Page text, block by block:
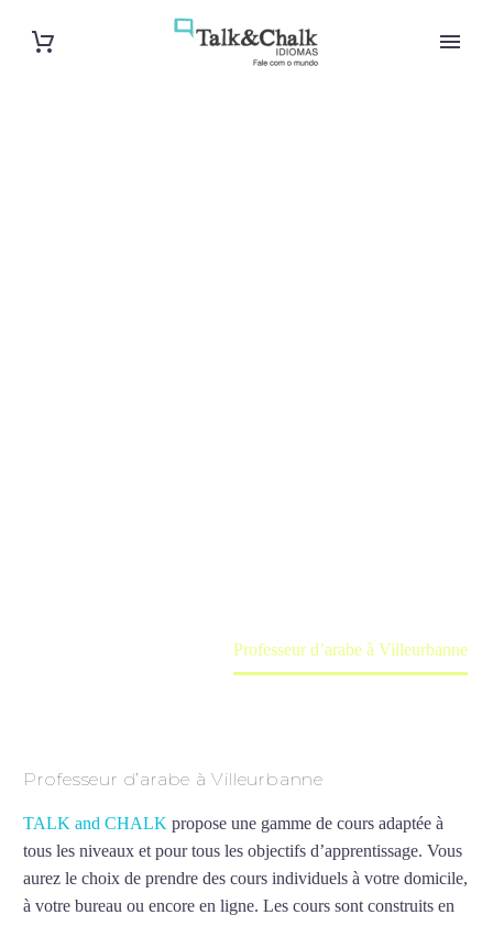
Professeur d’arabe à Villeurbanne
Professeur d’arabe à Villeurbanne
TALK and CHALK propose une gamme de cours adaptée à
tous les niveaux et pour tous les objectifs d’apprentissage. Vous
aurez le choix de prendre des cours individuels à votre domicile,
à votre bureau ou encore en ligne. Les cours sont construits en